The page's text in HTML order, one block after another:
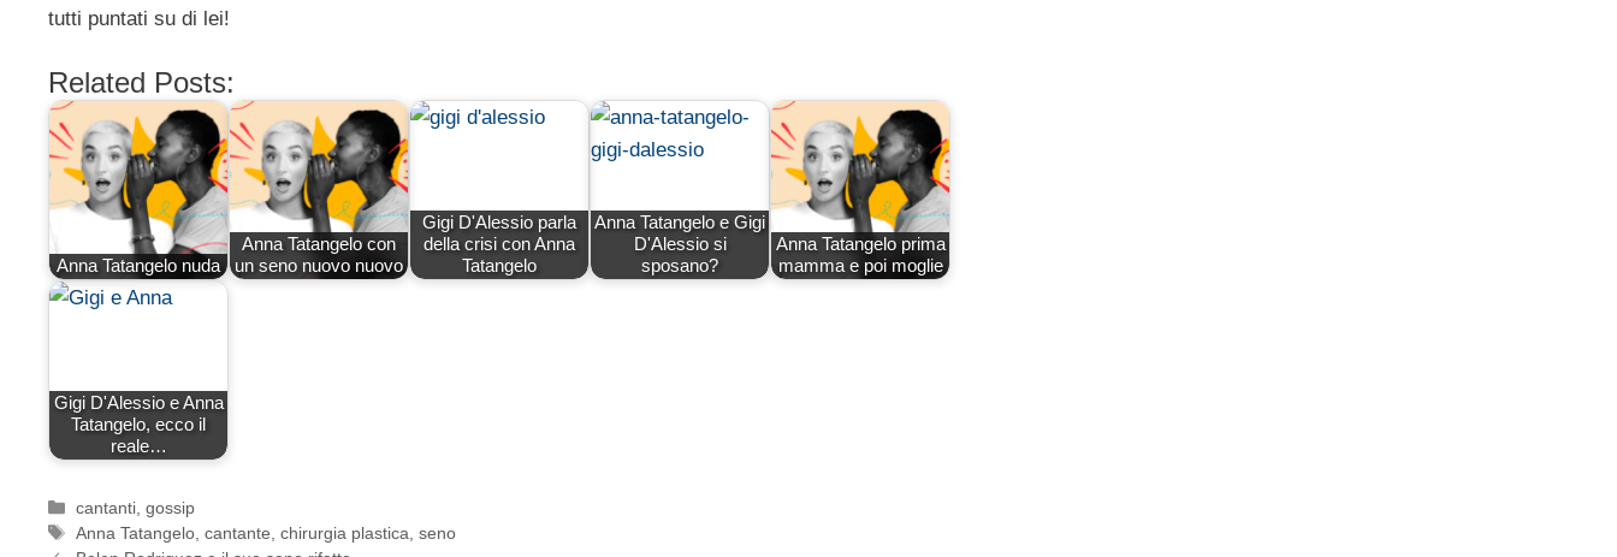
tutti puntati su di lei!
Related Posts:
Anna Tatangelo nuda
Anna Tatangelo con
un seno nuovo nuovo
Gigi D'Alessio parla
della crisi con Anna
Tatangelo
Anna Tatangelo e Gigi
D'Alessio si
sposano?
Anna Tatangelo prima
mamma e poi moglie
Gigi D'Alessio e Anna
Tatangelo, ecco il
reale…
Categorie
cantanti ,gossip
Tag
Anna Tatangelo ,cantante ,chirurgia plastica ,seno